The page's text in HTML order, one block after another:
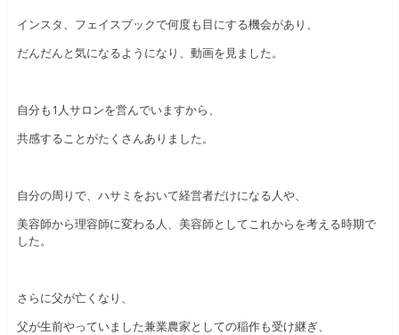
インスタ、フェイスブックで何度も目にする機会があり、
だんだんと気になるようになり、動画を見ました。
自分も1人サロンを営んでいますから、
共感することがたくさんありました。
自分の周りで、ハサミをおいて経営者だけになる人や、
美容師から理容師に変わる人、美容師としてこれからを考える時期で
した。
さらに父が亡くなり、
父が生前やっていました兼業農家としての稲作も受け継ぎ、